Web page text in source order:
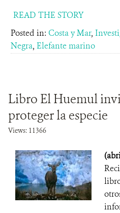
READ THE STORY
Posted in: Costa y Mar,
Negra, Elefante marino
Libro El Huemul
proteger la especie
Views: 11366